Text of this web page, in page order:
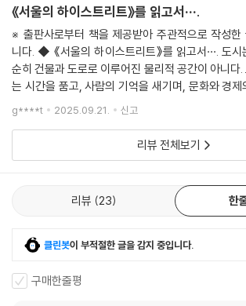
한남에서는 최근 가장 인기 있는 브랜드의 플래그십
라인 리테일이 상품을 판매하는 공간에서 특별한
뀌면서 브랜드의 얼굴이자 광고판이 된 파사드도 중
에서는 루이비통과 구찌처럼 브랜드의 권위, 경제적
를 드러내는 파사드를, 성수나 한남에서는 탬버린즈
과 개성을 강조하는 파사드를 통해 브랜드 메시지를
쟁력은 사회문화적인 자본인 레이어에서 비롯된다.
유한 소비층과 성수에 방문하는 청년층의 소비 패턴
이런 소비자층에 따라 메가 하이스트리트에는 백화
가진 브랜드는 메가 하이스트리트에 플래그십을 열
는 반면, 신생 브랜드는 도산과 같은 네오 하이스트
어 독특한 정체성을 알리고 화제성을 얻으려 한다.
사람을 모으고, 브랜드를 살리고,
도시를 바꾸는 거리는 어떻게 만들어지는가
《서울의 하이스트리트》를 읽고서···.
※ 출판사로부터 책을 제공받아 주관적으로 작성한
니다. ◆ 《서울의 하이스트리트》를 읽고서···. 도시
순히 건물과 도로로 이루어진 물리적 공간이 아니다.
는 시간을 품고, 사람의 기억을 새기며, 문화와 경제
름을 껴안는 유기체다. 김성순의 《서울의 하이스트
는 이러한 도시의 복합적 성격을 '거리'라는 렌즈를
통찰하는 책이다. 저자는 서울이라는 도
g****t 2025.09.21. 신고
리뷰 전체보기
리뷰 23 한
클린봇이 부적절한 글을 감지 중입니다.
구매한줄평